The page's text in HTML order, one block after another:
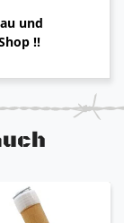
und
!!